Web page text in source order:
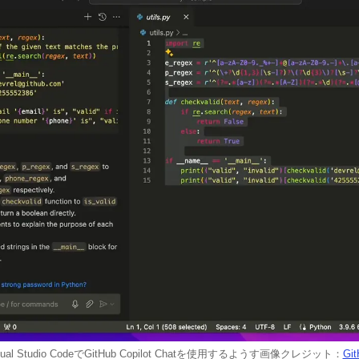
Studio CodeでGitHub Copilot Chatを使用するようす画像クレジット：